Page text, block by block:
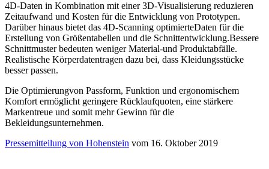
4D-Daten in Kombination mit einer 3D-Visualisierung reduzieren
Zeitaufwand und Kosten für die Entwicklung von Prototypen.
Darüber hinaus bietet das 4D-Scanning optimierteDaten für die
Erstellung von Größentabellen und die Schnittentwicklung.Bessere
Schnittmuster bedeuten weniger Material-und Produktabfälle.
Realistische Körperdatentragen dazu bei, dass Kleidungsstücke
besser passen.
Die Optimierungvon Passform, Funktion und ergonomischem
Komfort ermöglicht geringere Rücklaufquoten, eine stärkere
Markentreue und somit mehr Gewinn für die
Bekleidungsunternehmen.
Pressemitteilung von Hohenstein vom 16. Oktober 2019